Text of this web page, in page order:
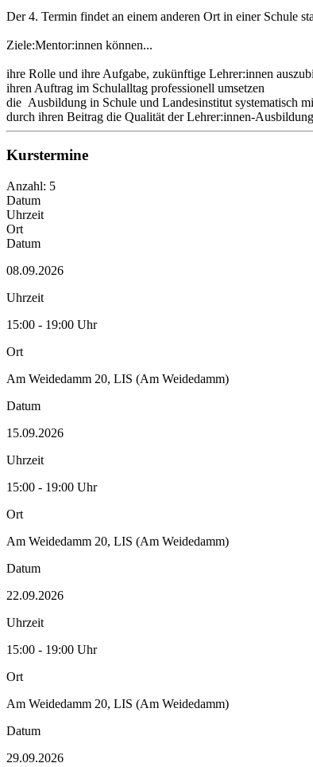
Der 4. Termin findet an einem anderen Ort in einer Schule
Ziele:Mentor:innen können...
ihre Rolle und ihre Aufgabe, zukünftige Lehrer:innen
ihren Auftrag im Schulalltag professionell umsetzen
die Ausbildung in Schule und Landesinstitut systematisch
durch ihren Beitrag die Qualität der Lehrer:innen-
Kurstermine
Anzahl: 5
Datum
Uhrzeit
Ort
Datum
08.09.2026
Uhrzeit
15:00 - 19:00 Uhr
Ort
Am Weidedamm 20, LIS (Am Weidedamm)
Datum
15.09.2026
Uhrzeit
15:00 - 19:00 Uhr
Ort
Am Weidedamm 20, LIS (Am Weidedamm)
Datum
22.09.2026
Uhrzeit
15:00 - 19:00 Uhr
Ort
Am Weidedamm 20, LIS (Am Weidedamm)
Datum
29.09.2026